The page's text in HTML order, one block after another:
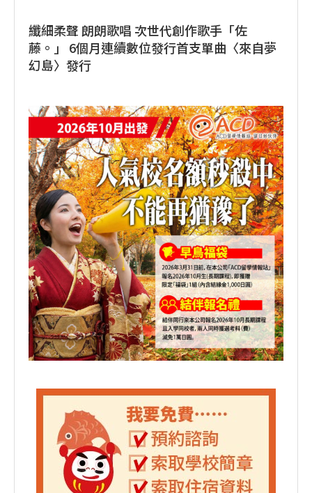
纖細柔聲 朗朗歌唱 次世代創作歌手「佐
藤。」 6個月連續數位發行首支單曲〈來自夢
幻島〉發行